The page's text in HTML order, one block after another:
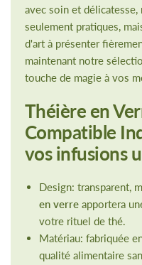
avec soin et
seulement pratiques,
d'art à présenter
maintenant notre
touche de magie à vos
Théière en
Compatible
vos infusions
Design: transparent,
en verre apportera
votre rituel de thé.
Matériau: fabriquée
qualité alimentaire